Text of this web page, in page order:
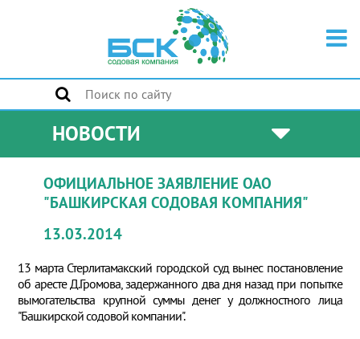
НОВОСТИ
ОФИЦИАЛЬНОЕ ЗАЯВЛЕНИЕ ОАО
"БАШКИРСКАЯ СОДОВАЯ КОМПАНИЯ"
13.03.2014
13 марта Стерлитамакский городской суд вынес постановление
об аресте Д.Громова, задержанного два дня назад при попытке
вымогательства крупной суммы денег у должностного лица
"Башкирской содовой компании".